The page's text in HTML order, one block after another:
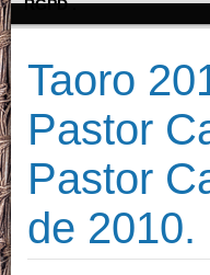
RGPD .
Taoro
Pastor
Pastor
de 2010.